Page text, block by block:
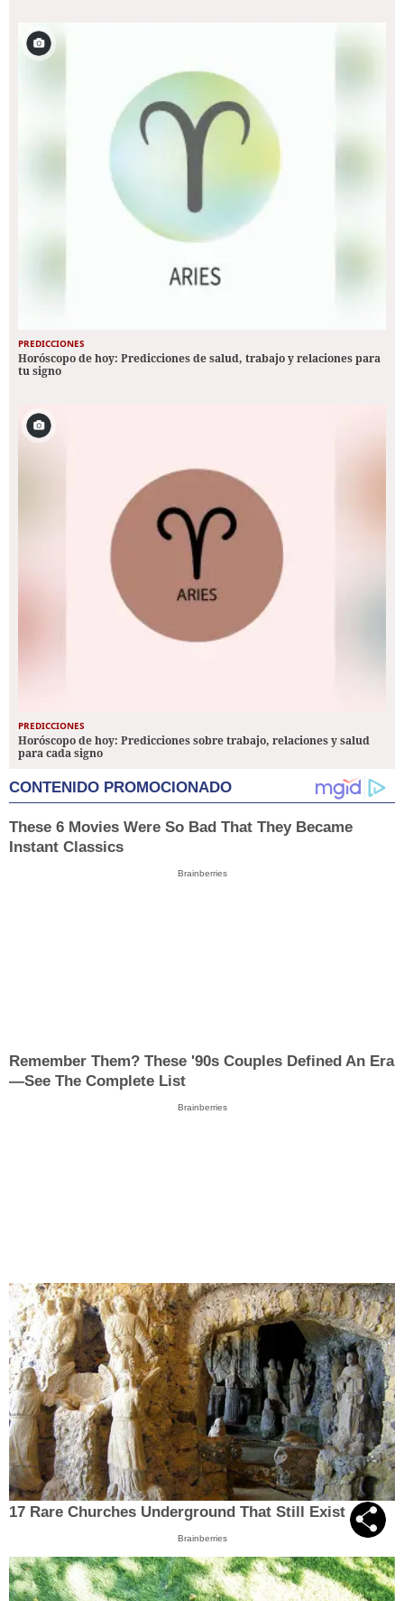
PREDICCIONES
Horóscopo de hoy: Predicciones de salud, trabajo y relaciones para
tu signo
PREDICCIONES
Horóscopo de hoy: Predicciones sobre trabajo, relaciones y salud
para cada signo
CONTENIDO PROMOCIONADO
These 6 Movies Were So Bad That They Became
Instant Classics
Brainberries
Remember Them? These '90s Couples Defined An Era
—See The Complete List
Brainberries
17 Rare Churches Underground That Still Exist
Brainberries